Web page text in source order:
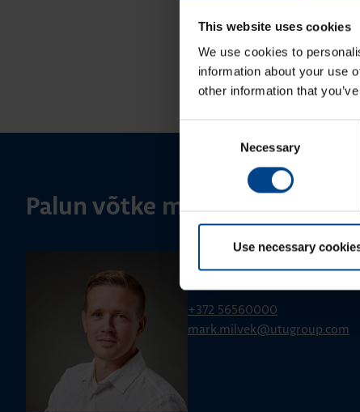
This website uses cookies
We use cookies to
information about your use
other information that
Necessary
Use necessary
Palun võtke meiega ühendust
+372 56560000
mark.milvek@utugroup.com